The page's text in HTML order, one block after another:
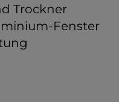
Trockner
Fenster